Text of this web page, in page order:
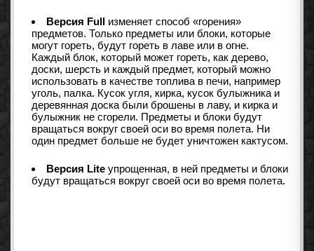
Версия Full изменяет способ «горения»
предметов. Только предметы или блоки, которые
могут гореть, будут гореть в лаве или в огне.
Каждый блок, который может гореть, как дерево,
доски, шерсть и каждый предмет, который можно
использовать в качестве топлива в печи, например
уголь, палка. Кусок угля, кирка, кусок булыжника и
деревянная доска были брошены в лаву, и кирка и
булыжник не сгорели. Предметы и блоки будут
вращаться вокруг своей оси во время полета. Ни
один предмет больше не будет уничтожен кактусом.
Версия Lite упрощенная, в ней предметы и блоки
будут вращаться вокруг своей оси во время полета.